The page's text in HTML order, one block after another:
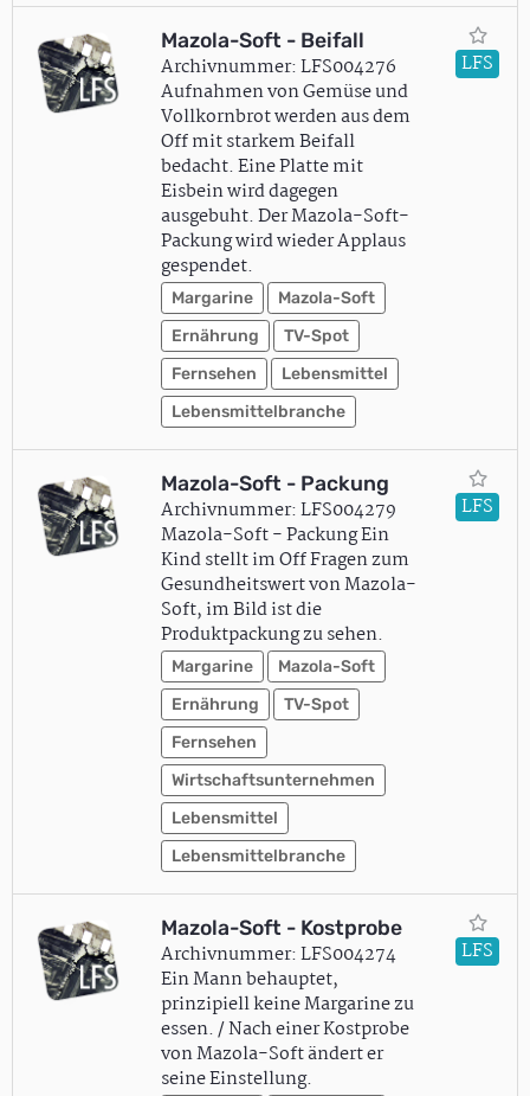
Mazola-Soft - Beifall
Archivnummer: LFS004276
Aufnahmen von Gemüse und
Vollkornbrot werden aus dem
Off mit starkem Beifall
bedacht. Eine Platte mit
Eisbein wird dagegen
ausgebuht. Der Mazola-Soft-
Packung wird wieder Applaus
gespendet.
Margarine
Mazola-Soft
Ernährung
TV-Spot
Fernsehen
Lebensmittel
Lebensmittelbranche
LFS
Mazola-Soft - Packung
Archivnummer: LFS004279
Mazola-Soft - Packung Ein
Kind stellt im Off Fragen zum
Gesundheitswert von Mazola-
Soft, im Bild ist die
Produktpackung zu sehen.
Margarine
Mazola-Soft
Ernährung
TV-Spot
Fernsehen
Wirtschaftsunternehmen
Lebensmittel
Lebensmittelbranche
LFS
Mazola-Soft - Kostprobe
Archivnummer: LFS004274
Ein Mann behauptet,
prinzipiell keine Margarine zu
essen. / Nach einer Kostprobe
von Mazola-Soft ändert er
seine Einstellung.
LFS